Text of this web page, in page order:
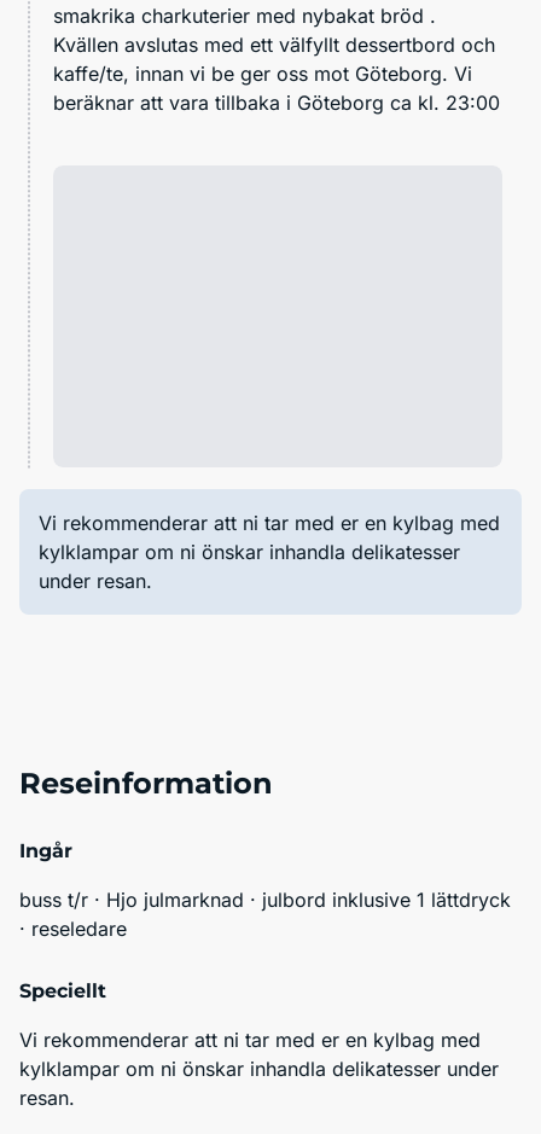
smakrika charkuterier med nybakat bröd .
Kvällen avslutas med ett välfyllt dessertbord och
kaffe/te, innan vi be ger oss mot Göteborg. Vi
beräknar att vara tillbaka i Göteborg ca kl. 23:00
Vi rekommenderar att ni tar med er en kylbag med
kylklampar om ni önskar inhandla delikatesser
under resan.
Reseinformation
Ingår
buss t/r · Hjo julmarknad · julbord inklusive 1 lättdryck
· reseledare
Speciellt
Vi rekommenderar att ni tar med er en kylbag med
kylklampar om ni önskar inhandla delikatesser under
resan.